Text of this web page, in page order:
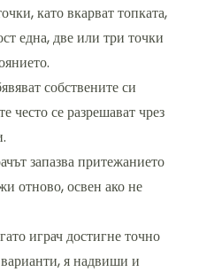
като вкарват топката,
една, две или три точки
собствените си
често се разрешават чрез
запазва притежанието
отново, освен ако не
играч достигне точно
я надвиши и